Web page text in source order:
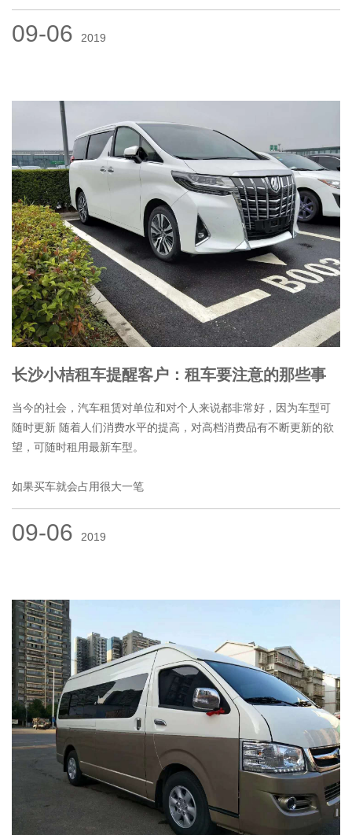
09-06 2019
长沙小桔租车提醒客户：租车要注意的那些事
当今的社会，汽车租赁对单位和对个人来说都非常好，因为车型可
随时更新 随着人们消费水平的提高，对高档消费品有不断更新的欲
望，可随时租用最新车型。
如果买车就会占用很大一笔
09-06 2019